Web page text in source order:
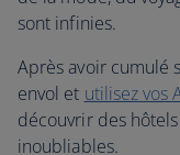
sont infinies.
Après avoir cumulé
envol et utilisez vos
découvrir des
inoubliables.